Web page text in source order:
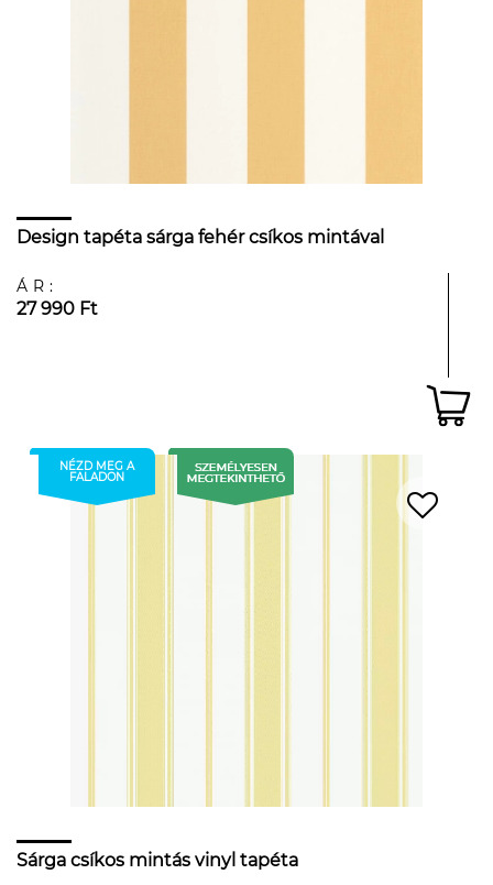
Design tapéta sárga fehér csíkos mintával
ÁR:
27 990 Ft
NÉZD MEG A
FALADON
Sárga csíkos mintás vinyl tapéta